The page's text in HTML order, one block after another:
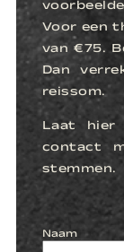
Voor een
van €75.
Dan
reissom.
Laat hier
contact
stemmen.
Naam